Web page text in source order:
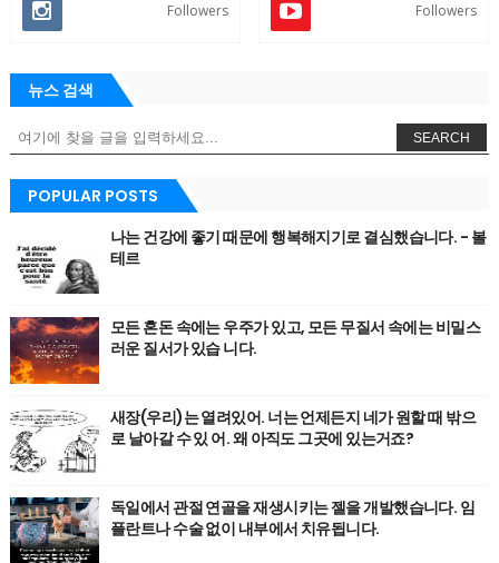
Followers Followers
뉴스 검색
SEARCH
POPULAR POSTS
나는 건강에 좋기 때문에 행복해지기로 결심했습니다. - 볼
테르
모든 혼돈 속에는 우주가 있고, 모든 무질서 속에는 비밀스
러운 질서가 있습 니다.
새장(우리)는 열려있어. 너는 언제든지 네가 원할 때 밖으
로 날아갈 수 있 어. 왜 아직도 그곳에 있는거죠?
독일에서 관절 연골을 재생시키는 젤을 개발했습니다. 임
플란트나 수술 없이 내부에서 치유됩니다.